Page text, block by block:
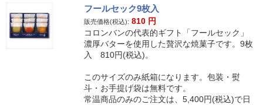
フールセック9枚入
販売価格(税込): 810 円
コロンバンの代表的ギフト「フールセック」
濃厚バターを使用した贅沢な焼菓子です。9枚
入 810円(税込)。
このサイズのみ紙箱になります。包装・熨
斗・お手提げ袋は無料です。
常温商品のみのご注文は、5,400円(税込)で日